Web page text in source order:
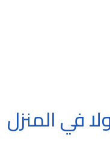
في المنزل